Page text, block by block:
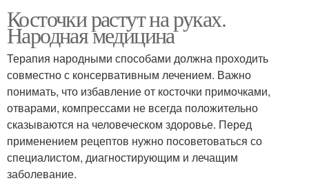
Косточки растут на руках.
Народная медицина
Терапия народными способами должна проходить
совместно с консервативным лечением. Важно
понимать, что избавление от косточки примочками,
отварами, компрессами не всегда положительно
сказываются на человеческом здоровье. Перед
применением рецептов нужно посоветоваться со
специалистом, диагностирующим и лечащим
заболевание.